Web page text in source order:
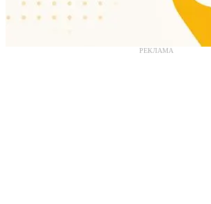
РЕКЛАМА